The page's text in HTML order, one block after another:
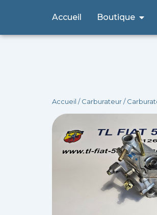
contenu
Accueil Boutique
Accueil /Carburateur/